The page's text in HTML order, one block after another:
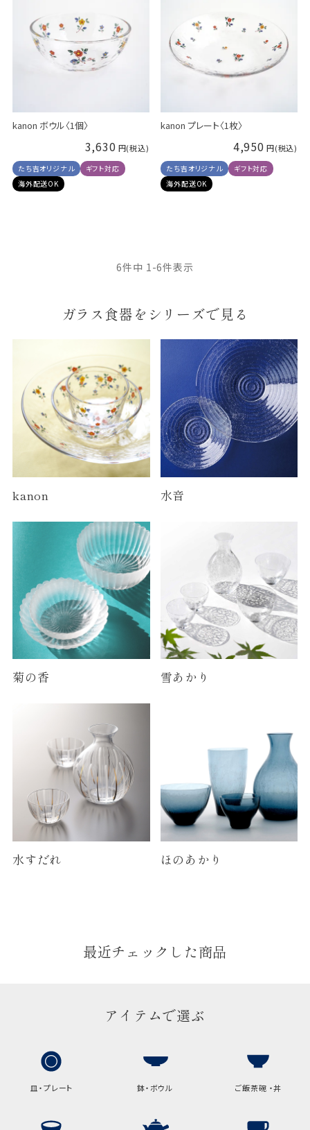
kanon ボウル〈1個〉
3,630
たち吉オリジナル
ギフト対応
海外配送OK
kanon プレート〈1枚〉
4,950
たち吉オリジナル
ギフト対応
海外配送OK
6件中 1-6件表示
ガラス食器をシリーズで見る
kanon 水音
菊の香 雪あかり
水すだれ ほのあかり
最近チェックした商品
アイテムで選ぶ
皿・プレート 鉢・ボウル ご飯茶碗 ・丼